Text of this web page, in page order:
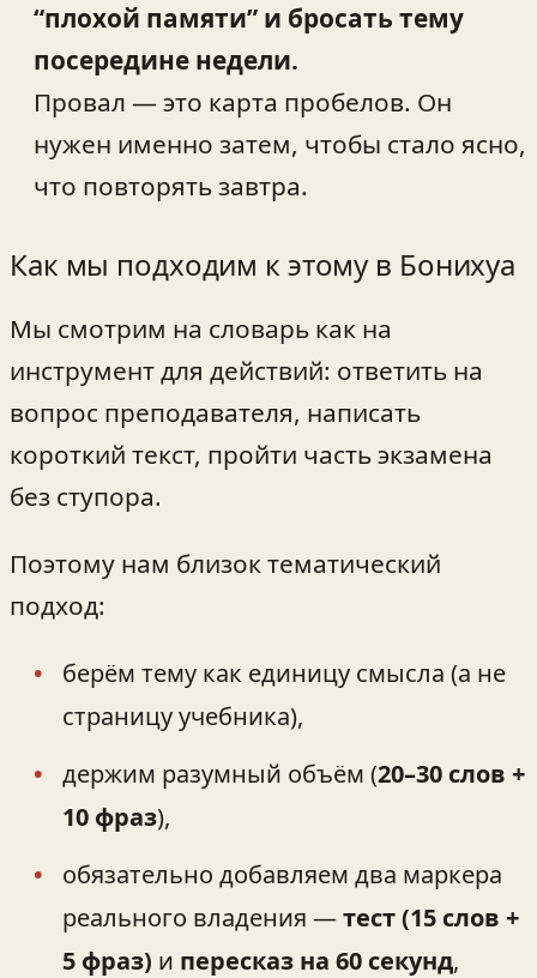
“плохой памяти” и бросать тему
посередине недели.
Провал — это карта пробелов. Он
нужен именно затем, чтобы стало ясно,
что повторять завтра.
Как мы подходим к этому в Бонихуа
Мы смотрим на словарь как на
инструмент для действий: ответить на
вопрос преподавателя, написать
короткий текст, пройти часть экзамена
без ступора.
Поэтому нам близок тематический
подход:
берём тему как единицу смысла (а не
страницу учебника),
держим разумный объём (20–30 слов +
10 фраз),
обязательно добавляем два маркера
реального владения —тест (15 слов +
5 фраз) и пересказ на 60 секунд,